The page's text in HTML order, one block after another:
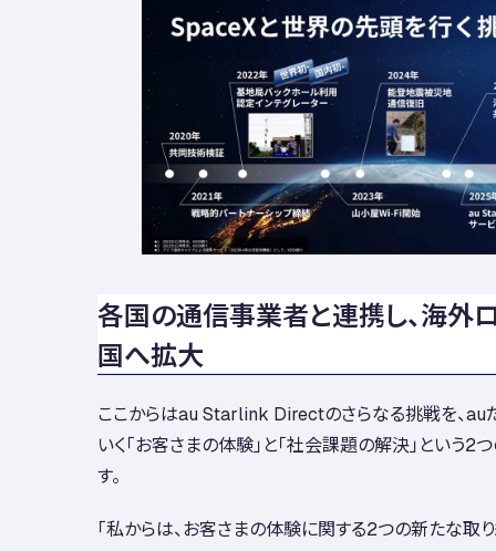
各国の通信事業者と連携し、海外
国へ拡大
ここからはau Starlink Directのさらなる挑戦を、au
いく「お客さまの体験」と「社会課題の解決」という2
す。
「私からは、お客さまの体験に関する2つの新たな取